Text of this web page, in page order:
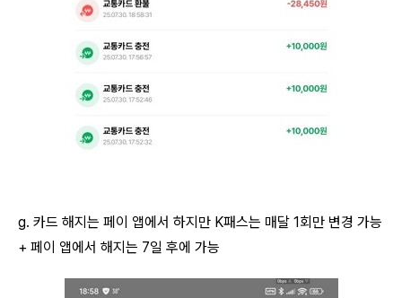
g. 카드 해지는 페이 앱에서 하지만 K패스는 매달 1회만 변경 가능
+ 페이 앱에서 해지는 7일 후에 가능